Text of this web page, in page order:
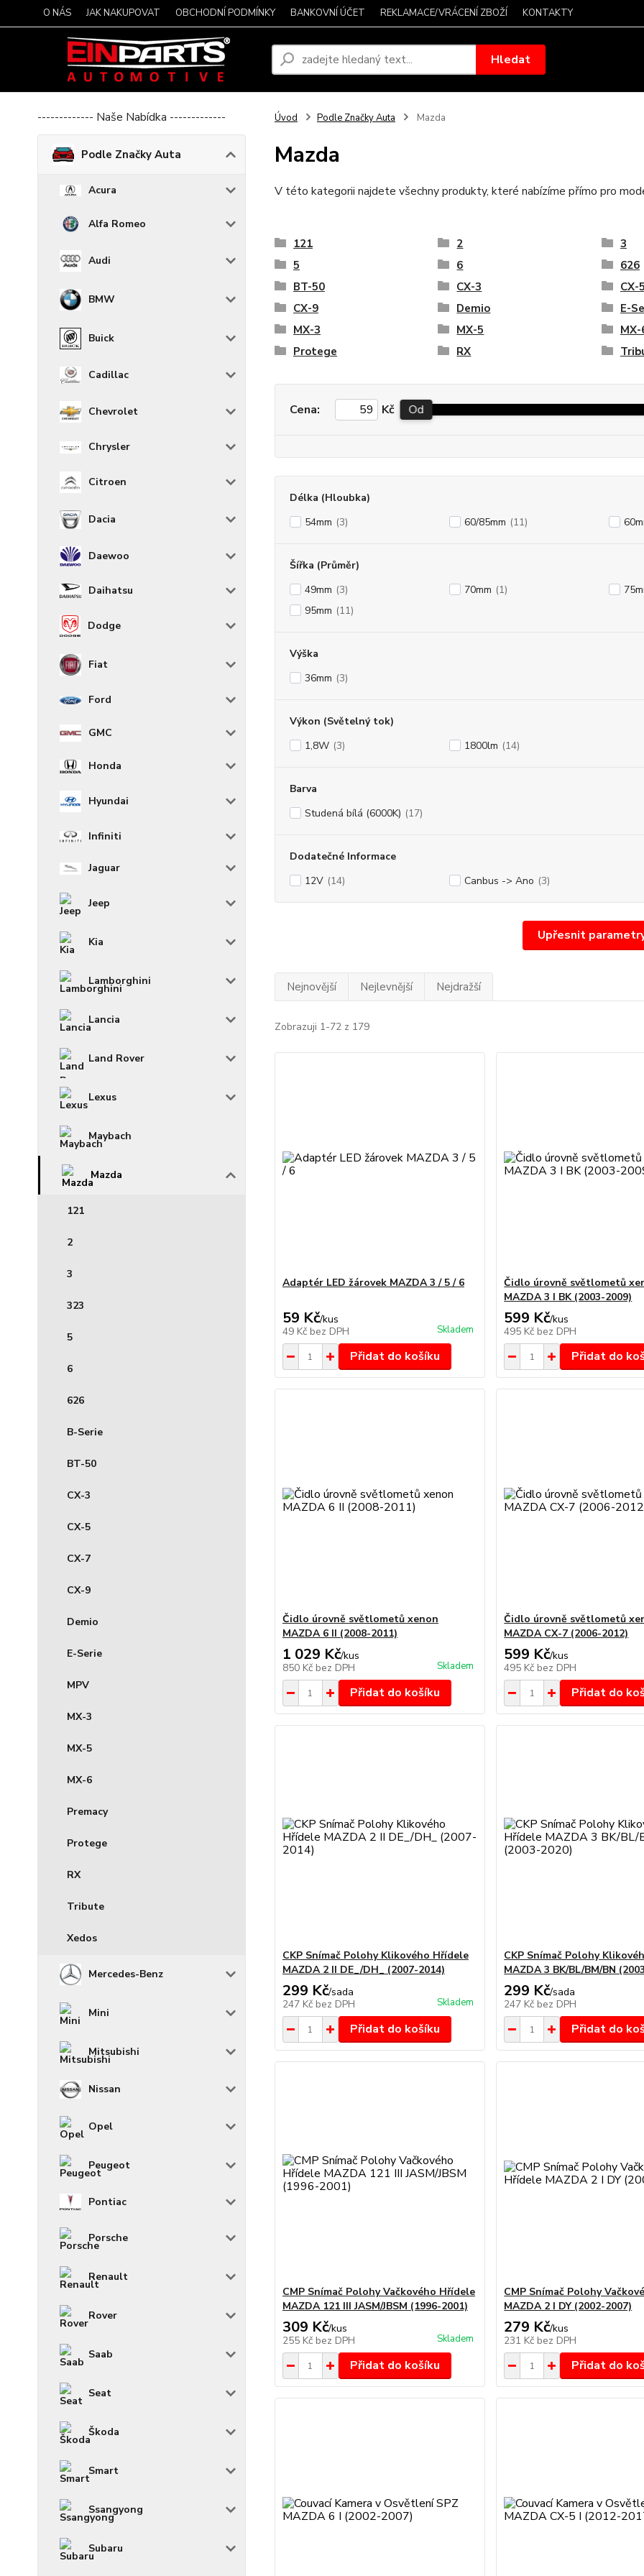
O NÁS JAK NAKUPOVAT OBCHODNÍ PODMÍNKY BANKOVNÍ ÚČET REKLAMACE/VRÁCENÍ ZBOŽÍ KONTAKTY
Hledat
------------- Naše Nabídka -------------
Podle Značky Auta
Acura
Alfa Romeo
Audi
BMW
Buick
Cadillac
Chevrolet
Chrysler
Citroen
Dacia
Daewoo
Daihatsu
Dodge
Fiat
Ford
GMC
Honda
Hyundai
Infiniti
Jaguar
Jeep
Kia
Lamborghini
Lancia
Land Rover
Lexus
Maybach
Mazda
121
2
3
323
5
6
626
B-Serie
BT-50
CX-3
CX-5
CX-7
CX-9
Demio
E-Serie
MPV
MX-3
MX-5
MX-6
Premacy
Protege
RX
Tribute
Xedos
Mercedes-Benz
Mini
Mitsubishi
Nissan
Opel
Peugeot
Pontiac
Porsche
Renault
Rover
Saab
Seat
Škoda
Smart
Ssangyong
Subaru
Úvod Podle Značky Auta Mazda
Mazda
V této kategorii najdete všechny produkty, které nabízíme přímo pro
121 2
3
5
6
626
BT-50
CX-3
CX-
CX-9
Demio
E-
MX-3
MX-5
MX-
Protege
RX
Upřesnit
Cena: Kč Od
Délka (Hloubka)
54mm (3) 60/85mm (11)
Šířka (Průměr)
49mm (3) 70mm (1)
95mm (11)
Výška
36mm (3)
Výkon (Světelný tok)
1,8W (3) 1800lm (14)
Barva
Studená bílá (6000K) (17)
Dodatečné Informace
12V (14) Canbus -> Ano (3)
Nejnovější Nejlevnější Nejdražší
Zobrazuji 1-72 z 179
Adaptér LED žárovek MAZDA 3 / 5 / 6
59 Kč/kus
49 Kč bez DPH Skladem
Přidat do košíku
Čidlo úrovně světlometů
MAZDA 3 I BK (2003-2009)
599 Kč/kus
495 Kč bez DPH
Přidat do
Čidlo úrovně světlometů xenon
MAZDA 6 II (2008-2011)
1 029 Kč/kus
850 Kč bez DPH Skladem
Přidat do košíku
Čidlo úrovně světlometů
MAZDA CX-7 (2006-2012)
599 Kč/kus
495 Kč bez DPH
Přidat do
CKP Snímač Polohy Klikového Hřídele
MAZDA 2 II DE_/DH_ (2007-2014)
299 Kč/sada
247 Kč bez DPH Skladem
Přidat do košíku
CKP Snímač Polohy
MAZDA 3 BK/BL/BM/BN
299 Kč/sada
247 Kč bez DPH
Přidat do
CMP Snímač Polohy Vačkového Hřídele
MAZDA 121 III JASM/JBSM (1996-2001)
309 Kč/kus
255 Kč bez DPH Skladem
Přidat do košíku
CMP Snímač Polohy
MAZDA 2 I DY (2002-2007)
279 Kč/kus
231 Kč bez DPH
Přidat do